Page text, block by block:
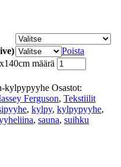
Poista
määrä
kylpypyyhe Osastot:
Ferguson, Tekstiilit
, kylpy, kylpypyyhe,
, sauna, suihku